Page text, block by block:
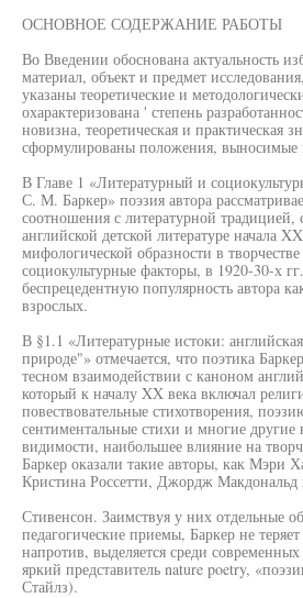
ОСНОВНОЕ СОДЕРЖАНИЕ РАБОТЫ
Во Введении обоснована актуальность
материал, объект и предмет
указаны теоретические и
охарактеризована ' степень
новизна, теоретическая и практическая
сформулированы положения, выносимые
В Главе 1 «Литературный и
С. М. Баркер» поэзия автора
соотношения с литературной традицией,
английской детской литературе начала
мифологической образности в
социокультурные факторы, в 1920-30-х
беспрецедентную популярность автора
взрослых.
В §1.1 «Литературные истоки:
природе"» отмечается, что поэтика
тесном взаимодействии с каноном
который к началу XX века включал
повествовательные стихотворения,
сентиментальные стихи и многие другие
видимости, наибольшее влияние на
Баркер оказали такие авторы, как Мэри
Кристина Россетти, Джордж
Стивенсон. Заимствуя у них отдельные
педагогические приемы, Баркер не
напротив, выделяется среди
яркий представитель nature poetry,
Стайлз).